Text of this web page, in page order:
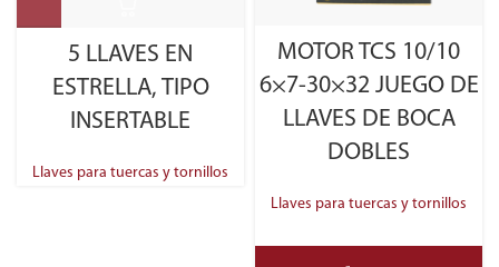
5 LLAVES EN
ESTRELLA, TIPO
INSERTABLE
Llaves para tuercas y tornillos
MOTOR TCS 10/10
6×7-30×32 JUEGO DE
LLAVES DE BOCA
DOBLES
Llaves para tuercas y tornillos